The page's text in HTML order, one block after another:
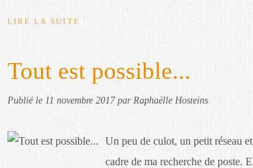
LIRE LA SUITE
Tout est possible...
Publié le 11 novembre 2017par Raphaëlle Hosteins
Un peu de culot, un petit réseau
cadre de ma recherche de poste.